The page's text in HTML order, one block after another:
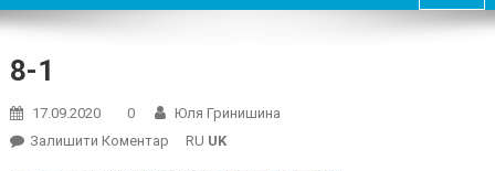
8-1
17.09.2020 0
Юля Гринишина
Залишити КоментарOn RU UK